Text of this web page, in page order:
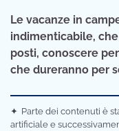
Le vacanze in
indimenticabile,
posti, conoscere
che dureranno per
✦ Parte dei contenuti è
artificiale e